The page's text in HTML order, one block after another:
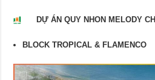
DỰ ÁN QUY NHON MELODY
BLOCK TROPICAL & FLAMENCO